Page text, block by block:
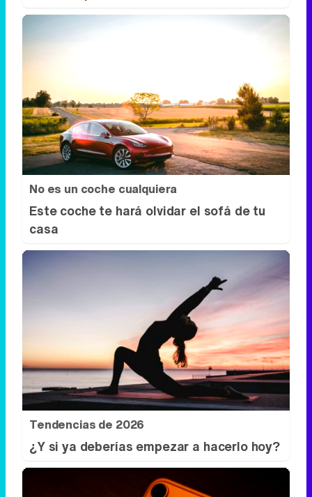
No es un coche cualquiera
Este coche te hará olvidar el sofá de tu
casa
Tendencias de 2026
¿Y si ya deberías empezar a hacerlo hoy?